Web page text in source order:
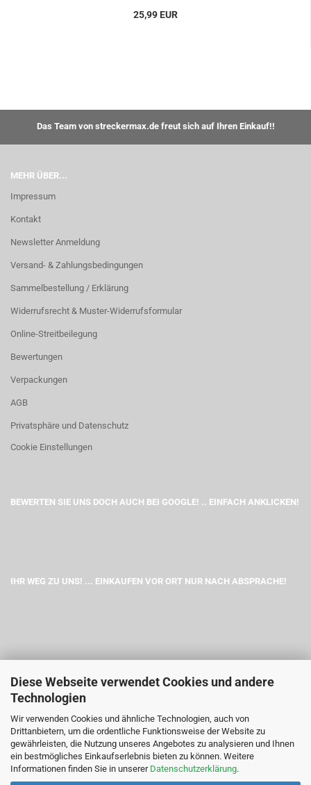
Diese Webseite verwendet Cookies und andere
Technologien
Wir verwenden Cookies und ähnliche Technologien, auch von
Drittanbietern, um die ordentliche Funktionsweise der Website zu
gewährleisten, die Nutzung unseres Angebotes zu analysieren und Ihnen
ein bestmögliches Einkaufserlebnis bieten zu können. Weitere
Informationen finden Sie in unserer Datenschutzerklärung.
25,99 EUR
Das Team von streckermax.de freut sich auf Ihren Einkauf!!
MEHR ÜBER...
Impressum
Kontakt
Newsletter Anmeldung
Versand- & Zahlungsbedingungen
Sammelbestellung / Erklärung
Widerrufsrecht & Muster-Widerrufsformular
Online-Streitbeilegung
Bewertungen
Verpackungen
AGB
Privatsphäre und Datenschutz
Cookie Einstellungen
BEWERTEN SIE UNS DOCH AUCH BEI GOOGLE! .. EINFACH ANKLICKEN!
IHR WEG ZU UNS! ... EINKAUFEN VOR ORT NUR NACH ABSPRACHE!